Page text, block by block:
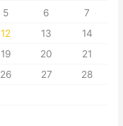
5 6
7
12 13
14
19 20
21
26 27
28